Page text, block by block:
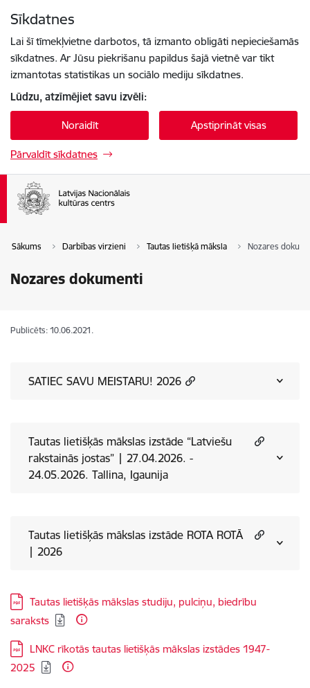
Sīkdatnes
Lai šī tīmekļvietne darbotos, tā izmanto obligāti nepieciešamās
sīkdatnes. Ar Jūsu piekrišanu papildus šajā vietnē var tikt
izmantotas statistikas un sociālo mediju sīkdatnes.
Lūdzu, atzīmējiet savu izvēli:
Noraidīt Apstiprināt visas
Pārvaldīt sīkdatnes
Sākums Darbības virzieni Tautas lietišķā māksla Nozares
Nozares dokumenti
Publicēts: 10.06.2021.
SATIEC SAVU MEISTARU! 2026
Tautas lietišķās mākslas izstāde “Latviešu
rakstainās jostas” | 27.04.2026. -
24.05.2026. Tallina, Igaunija
Tautas lietišķās mākslas izstāde ROTA ROTĀ
| 2026
Lejupielādēt:
Tautas lietišķās mākslas studiju, pulciņu, biedrību
saraksts
Lejupielādēt:
LNKC rīkotās tautas lietišķās mākslas izstādes 1947-
2025